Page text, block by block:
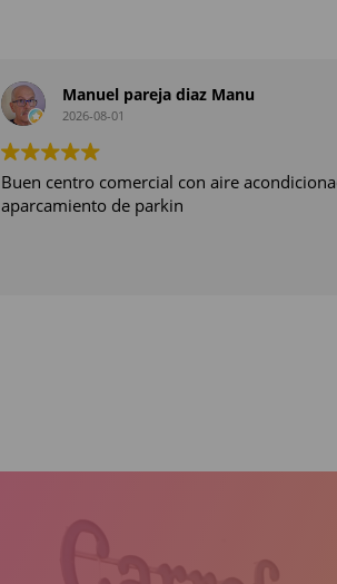
Manuel pareja diaz Manu
2026-08-01
Buen centro comercial con aire
aparcamiento de parkin